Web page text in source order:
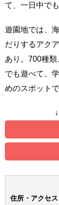
て、一日中で
遊園地では、
だりするアク
あり。700種
でも遊べて、
めのスポットで
住所・アクセス